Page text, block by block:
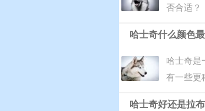
否合适？
哈士奇什么颜色
哈士奇是
有一些更
哈士奇好还是拉